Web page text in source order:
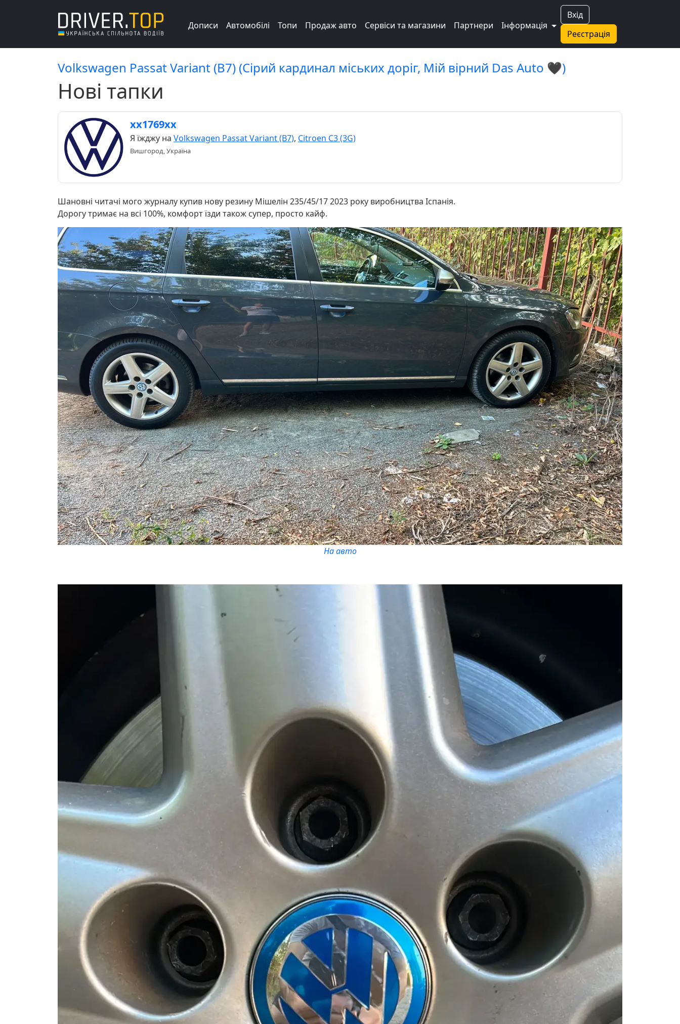
Вхід
Реєстрація
Дописи Автомобілі Топи Продаж авто Сервіси та магазини Партнери Інформація
Volkswagen Passat Variant (B7) (Сірий кардинал міських доріг, Мій вірний Das Auto 🖤)
Нові тапки
хх1769хх
Я їжджу на Volkswagen Passat Variant (B7), Citroen C3 (3G)
Вишгород, Україна
Шановні читачі мого журналу купив нову резину Мішелін 235/45/17 2023 року виробництва Іспанія.
Дорогу тримає на всі 100%, комфорт їзди також супер, просто кайф.
На авто